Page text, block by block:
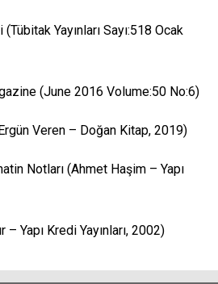
Yayınları Sayı:518 Ocak
(June 2016 Volume:50 No:6)
Veren – Doğan Kitap, 2019)
Notları (Ahmet Haşim – Yapı
Yapı Kredi Yayınları, 2002)